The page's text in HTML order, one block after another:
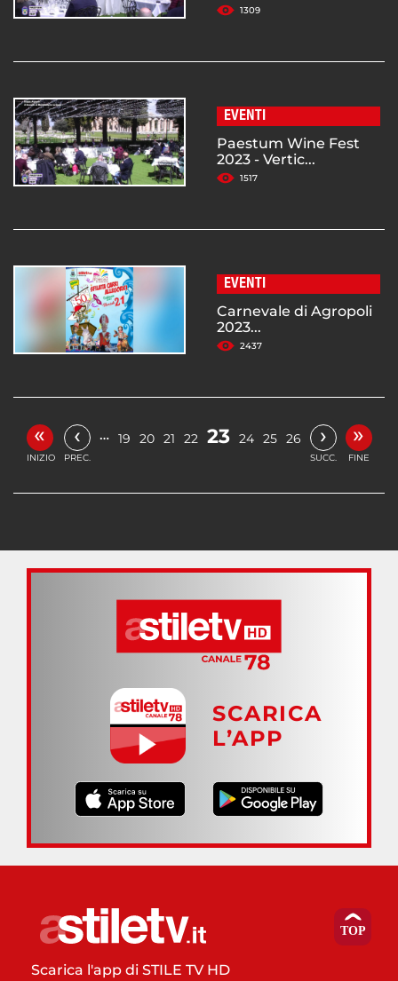
1309
EVENTI
Paestum Wine Fest
2023 - Vertic...
1517
EVENTI
Carnevale di Agropoli
2023...
2437
«
INIZIO
‹
PREC.
… 19 20 21 22 23 24 25 26 ›
SUCC.
»
FINE
SCARICA
L’APP
Scarica l'app di STILE TV HD